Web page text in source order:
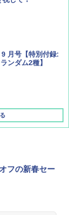
月号【特別付録:
ンダム2種】
イ タイ北部の魅
の歩き方D アジア
山善] ポップアッ
畳める パッとサ
フルクローズ メ
テント キャンプ
ドーム 1 EX BDK
ポリエステル フ
フの新春セー